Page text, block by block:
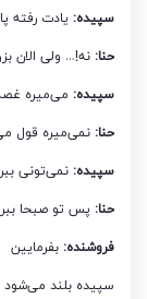
سپیده: یادت رفته
حنا: نه!… ولی الان
سپیده: می‌میره
حنا: نمی‌میره قول
سپیده: نمی‌تونی
حنا: پس تو صبحا
فروشنده: بفرمایین
سپیده بلند